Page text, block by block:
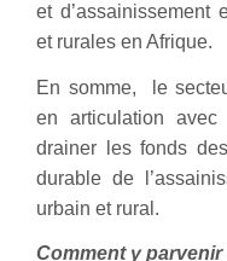
et d’assainissement
et rurales en Afrique.
En somme, le
en articulation avec
drainer les fonds
durable de
urbain et rural.
Comment y parvenir